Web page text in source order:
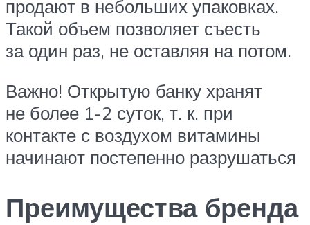
продают в небольших упаковках.
Такой объем позволяет съесть
за один раз, не оставляя на потом.
Важно! Открытую банку хранят
не более 1-2 суток, т. к. при
контакте с воздухом витамины
начинают постепенно разрушаться
Преимущества бренда